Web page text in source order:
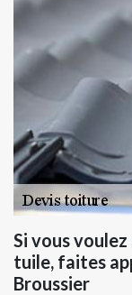
Si vous
tuile, faites
Broussier